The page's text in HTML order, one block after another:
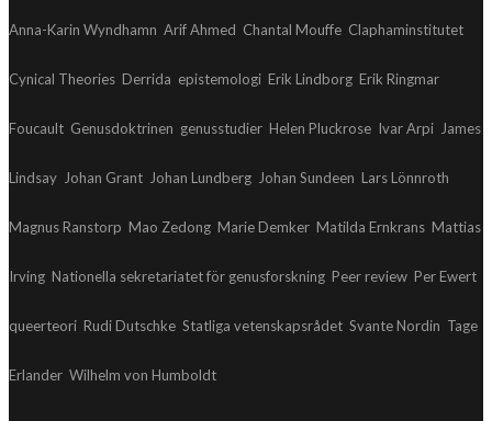
Anna-Karin Wyndhamn Arif Ahmed Chantal Mouffe Claphaminstitutet
Cynical Theories Derrida epistemologi Erik Lindborg Erik Ringmar
Foucault Genusdoktrinen genusstudier Helen Pluckrose Ivar Arpi James
Lindsay Johan Grant Johan Lundberg Johan Sundeen Lars Lönnroth
Magnus Ranstorp Mao Zedong Marie Demker Matilda Ernkrans Mattias
Irving Nationella sekretariatet för genusforskning Peer review Per Ewert
queerteori Rudi Dutschke Statliga vetenskapsrådet Svante Nordin Tage
Erlander Wilhelm von Humboldt